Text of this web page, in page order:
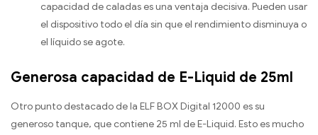
capacidad de caladas es una ventaja decisiva. Pueden usar
el dispositivo todo el día sin que el rendimiento disminuya o
el líquido se agote.
Generosa capacidad de E-Liquid de 25ml
Otro punto destacado de la ELF BOX Digital 12000 es su
generoso tanque, que contiene 25 ml de E-Liquid. Esto es mucho